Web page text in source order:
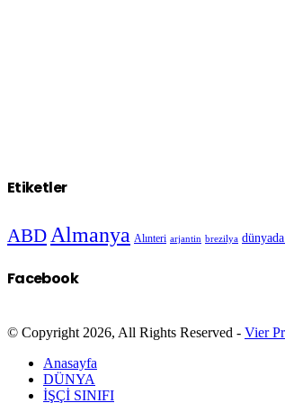
Etiketler
ABD Almanya Alınteri arjantin brezilya
Facebook
© Copyright 2026, All Rights Reserved - Vier
Anasayfa
DÜNYA
İŞÇİ SINIFI